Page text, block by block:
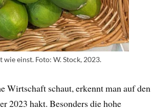
einst. Foto: W. Stock, 2023.
Wirtschaft schaut, erkennt man auf den
2023 hakt. Besonders die hohe